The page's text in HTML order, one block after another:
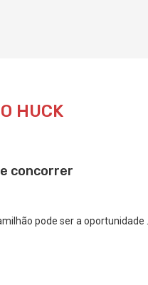
HUCK
concorrer
pode ser a oportunidade …